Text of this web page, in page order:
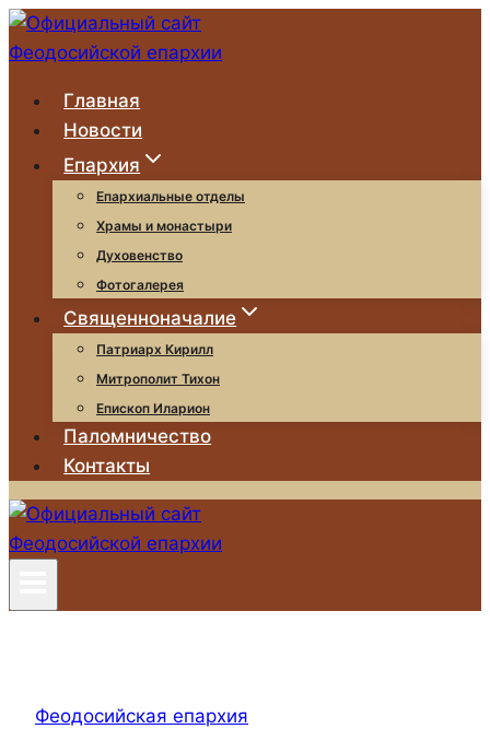
Перейти
к
Главная
Новости
Епархия
Епархиальные отделы
Храмы и монастыри
Духовенство
Фотогалерея
Священноначалие
Патриарх Кирилл
Митрополит Тихон
Епископ Иларион
Паломничество
Контакты
Феодосийская епархия